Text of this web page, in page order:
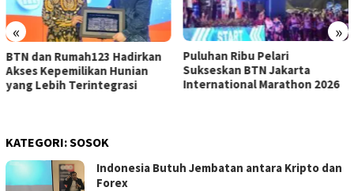
« »
BTN dan Rumah123 Hadirkan
Akses Kepemilikan Hunian
yang Lebih Terintegrasi
Puluhan Ribu Pelari
Sukseskan BTN Jakarta
International Marathon 2026
KATEGORI:SOSOK
Indonesia Butuh Jembatan antara Kripto dan
Forex